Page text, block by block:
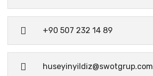
+90 507 232 14 89
huseyinyildiz@swotgrup.com